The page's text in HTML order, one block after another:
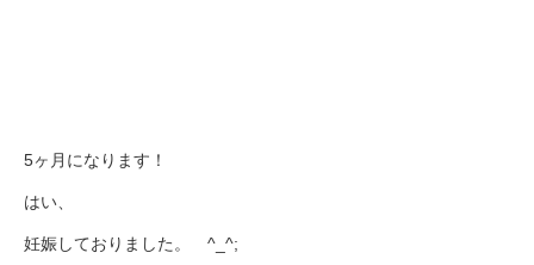
5ヶ月になります！
はい、
妊娠しておりました。 ^_^;